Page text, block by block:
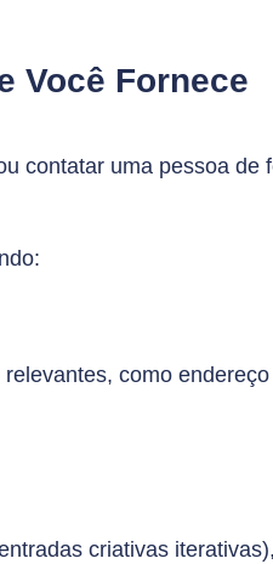
Você Fornece
contatar uma pessoa
como
criativas